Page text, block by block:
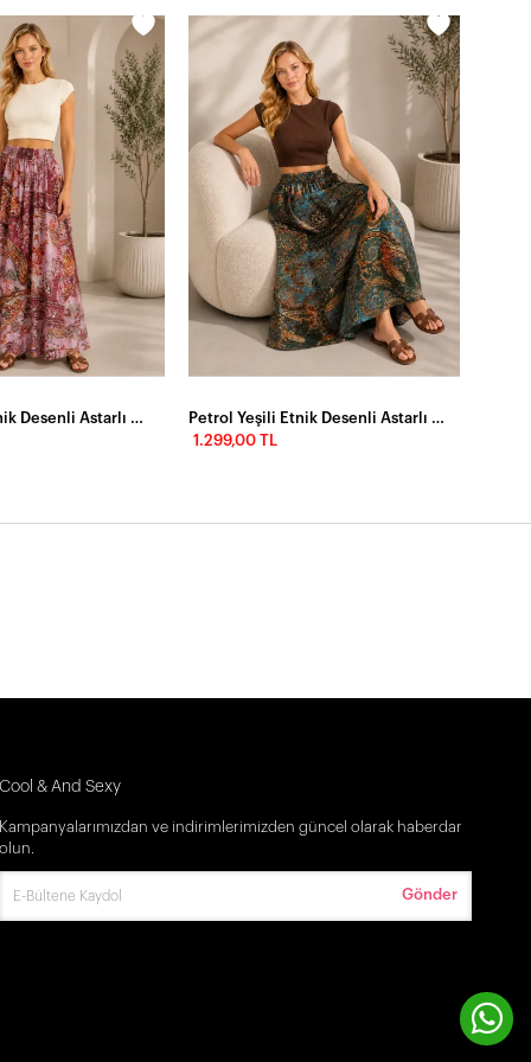
Gül Kurusu Etnik Desenli Astarlı Maxi Etek
Petrol Yeşili Etnik Desenli Astarlı Maxi Etek
1.299,00 TL
Cool & And Sexy
Kampanyalarımızdan ve indirimlerimizden güncel olarak haberdar
olun.
Gönder